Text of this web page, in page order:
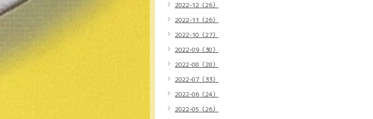
2022-12（26）
2022-11（26）
2022-10（27）
2022-09（30）
2022-08（28）
2022-07（33）
2022-06（24）
2022-05（26）